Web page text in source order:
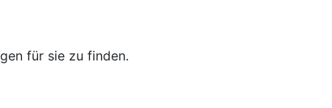
für sie zu finden.